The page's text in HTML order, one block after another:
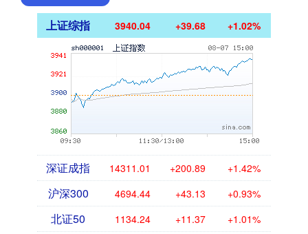
上证综指 3940.04 +39.68 +1.02%
深证成指 14311.01 +200.89 +1.42%
沪深300 4694.44 +43.13 +0.93%
北证50 1134.24 +11.37 +1.01%